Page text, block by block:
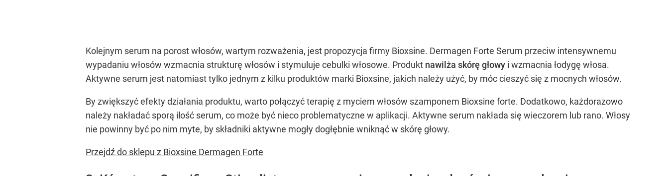
Kolejnym serum na porost włosów, wartym rozważenia, jest propozycja firmy Bioxsine. Dermagen Forte Serum przeciw intensywnemu
wypadaniu włosów wzmacnia strukturę włosów i stymuluje cebulki włosowe. Produkt nawilża skórę głowy i wzmacnia łodygę włosa.
Aktywne serum jest natomiast tylko jednym z kilku produktów marki Bioxsine, jakich należy użyć, by móc cieszyć się z mocnych włosów.
By zwiększyć efekty działania produktu, warto połączyć terapię z myciem włosów szamponem Bioxsine forte. Dodatkowo, każdorazowo
należy nakładać sporą ilość serum, co może być nieco problematyczne w aplikacji. Aktywne serum nakłada się wieczorem lub rano. Włosy
nie powinny być po nim myte, by składniki aktywne mogły dogłębnie wniknąć w skórę głowy.
Przejdź do sklepu z Bioxsine Dermagen Forte